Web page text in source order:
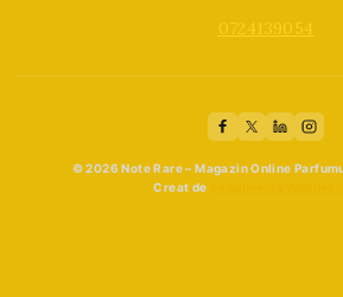
0724139054
© 2026 Note Rare – Magazin Online
Creat de